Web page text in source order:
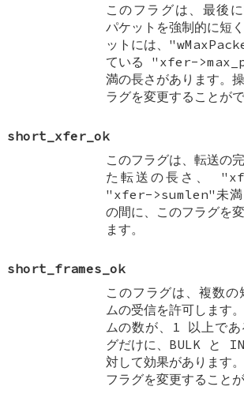
このフラグは、最後
パケットを強制的に短
ットには、
ている "xfer-
満の長さがあります。
ラグを変更することがで
short_xfer_ok
このフラグは、転送の
た転送の長さ、
"xfer->sumlen"未満
の間に、このフラグを
ます。
short_frames_ok
このフラグは、複数
ムの受信を許可します
ムの数が、1 以上であ
グだけに、BULK と
対して効果があります
フラグを変更することが